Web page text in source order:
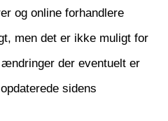
og online forhandlere
men det er ikke muligt for
der eventuelt er
sidens